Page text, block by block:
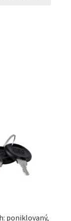
poniklovaný,